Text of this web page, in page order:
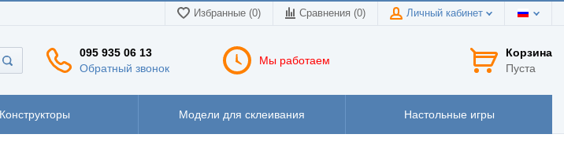
Избранные (0) Сравнения (0) Личный кабинет
095 935 06 13
Обратный звонок
Мы работаем
Корзина
Пуста
Конструкторы Модели для склеивания Настольные игры